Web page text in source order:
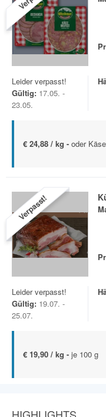
Leider verpasst!
Gültig: 17.05. -
23.05.
€ 24,88 / kg - oder
Verpasst!
Leider verpasst!
Gültig: 19.07. -
25.07.
€ 19,90 / kg - je 100 g